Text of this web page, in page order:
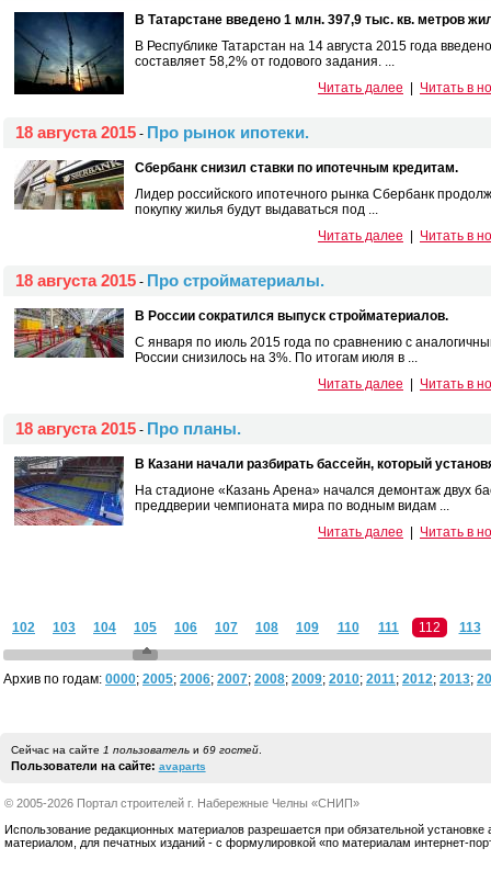
В Татарстане введено 1 млн. 397,9 тыс. кв. метров
В Республике Татарстан на 14 августа 2015 года
составляет 58,2% от годового задания. ...
Читать далее
Читать в
18 августа 2015 - Про рынок ипотеки.
Сбербанк снизил ставки по ипотечным кредитам.
Лидер российского ипотечного рынка Сбербанк
покупку жилья будут выдаваться под ...
Читать далее
Читать в
18 августа 2015 - Про стройматериалы.
В России сократился выпуск стройматериалов.
С января по июль 2015 года по сравнению с
России снизилось на 3%. По итогам июля в ...
Читать далее
Читать в
18 августа 2015 - Про планы.
В Казани начали разбирать бассейн, который
На стадионе «Казань Арена» начался демонтаж двух
преддверии чемпионата мира по водным видам ...
Читать далее
Читать в
102 103 104 105 106 107 108 109 110 111 112 113
Архив по годам: 0000; 2005; 2006; 2007; 2008; 2009; 2010; 2011; 2012; 2013;
Сейчас на сайте 1 пользовательи 69 гостей.
Пользователи на сайте: avaparts
© 2005-2026 Портал строителей г. Набережные Челны «СНИП»
Использование редакционных материалов разрешается при обязательной установке
материалом, для печатных изданий - с формулировкой «по материалам интернет-